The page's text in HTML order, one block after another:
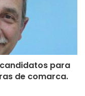
para
de comarca.